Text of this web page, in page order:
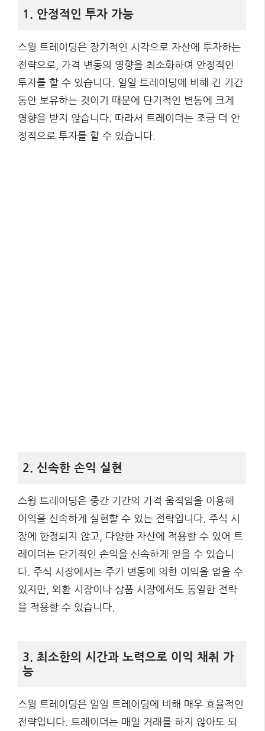
1. 안정적인 투자 가능
스윙 트레이딩은 장기적인 시각으로 자산에 투자하는
전략으로, 가격 변동의 영향을 최소화하여 안정적인
투자를 할 수 있습니다. 일일 트레이딩에 비해 긴 기간
동안 보유하는 것이기 때문에 단기적인 변동에 크게
영향을 받지 않습니다. 따라서 트레이더는 조금 더 안
정적으로 투자를 할 수 있습니다.
2. 신속한 손익 실현
스윙 트레이딩은 중간 기간의 가격 움직임을 이용해
이익을 신속하게 실현할 수 있는 전략입니다. 주식 시
장에 한정되지 않고, 다양한 자산에 적용할 수 있어 트
레이더는 단기적인 손익을 신속하게 얻을 수 있습니
다. 주식 시장에서는 주가 변동에 의한 이익을 얻을 수
있지만, 외환 시장이나 상품 시장에서도 동일한 전략
을 적용할 수 있습니다.
3. 최소한의 시간과 노력으로 이익 채취 가
능
스윙 트레이딩은 일일 트레이딩에 비해 매우 효율적인
전략입니다. 트레이더는 매일 거래를 하지 않아도 되